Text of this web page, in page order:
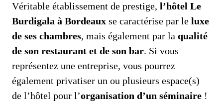
Véritable établissement de prestige, l’hôtel Le
Burdigala à Bordeaux se caractérise par le luxe
de ses chambres, mais également par la qualité
de son restaurant et de son bar. Si vous
représentez une entreprise, vous pourrez
également privatiser un ou plusieurs espace(s)
de l’hôtel pour l’organisation d’un séminaire !